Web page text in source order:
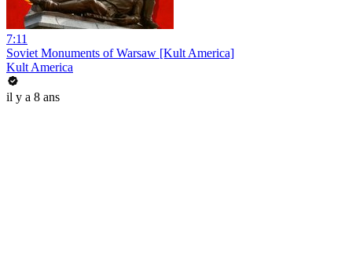
7:11
Soviet Monuments of Warsaw [Kult America]
Kult America
il y a 8 ans